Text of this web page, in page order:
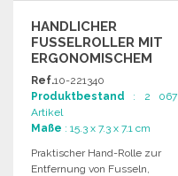
HANDLICHER
FUSSELROLLER MIT
ERGONOMISCHEM
DESIGN
Ref.10-221340
Produktbestand : 2 067
Artikel
Maße : 15.3 x 7.3 x 7.1 cm
Praktischer Hand-Rolle zur
Entfernung von Fusseln,